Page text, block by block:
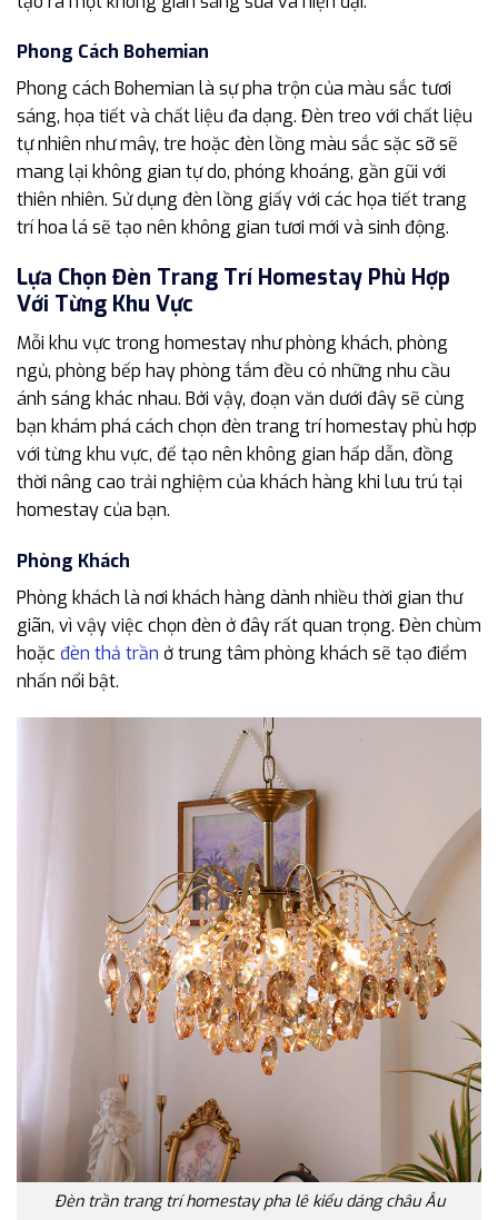
Phong Cách Bohemian
Phong cách Bohemian là sự pha trộn của màu sắc tươi
sáng, họa tiết và chất liệu đa dạng. Đèn treo với chất liệu
tự nhiên như mây, tre hoặc đèn lồng màu sắc sặc sỡ sẽ
mang lại không gian tự do, phóng khoáng, gần gũi với
thiên nhiên. Sử dụng đèn lồng giấy với các họa tiết trang
trí hoa lá sẽ tạo nên không gian tươi mới và sinh động.
Lựa Chọn Đèn Trang Trí Homestay Phù Hợp
Với Từng Khu Vực
Mỗi khu vực trong homestay như phòng khách, phòng
ngủ, phòng bếp hay phòng tắm đều có những nhu cầu
ánh sáng khác nhau. Bởi vậy, đoạn văn dưới đây sẽ cùng
bạn khám phá cách chọn đèn trang trí homestay phù hợp
với từng khu vực, để tạo nên không gian hấp dẫn, đồng
thời nâng cao trải nghiệm của khách hàng khi lưu trú tại
homestay của bạn.
Phòng Khách
Phòng khách là nơi khách hàng dành nhiều thời gian thư
giãn, vì vậy việc chọn đèn ở đây rất quan trọng. Đèn chùm
hoặc đèn thả trần ở trung tâm phòng khách sẽ tạo điểm
nhấn nổi bật.
Đèn trần trang trí homestay pha lê kiểu dáng châu Âu